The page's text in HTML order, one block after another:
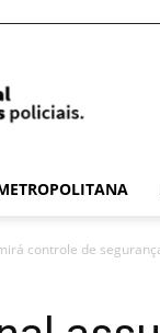
controle de